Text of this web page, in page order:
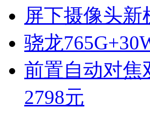
屏下摄像头新
骁龙
前置自动对焦
2798元